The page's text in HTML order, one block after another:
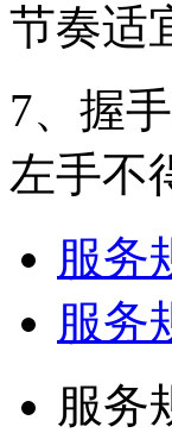
节奏适
7、握
左手不
服务
服务
服务